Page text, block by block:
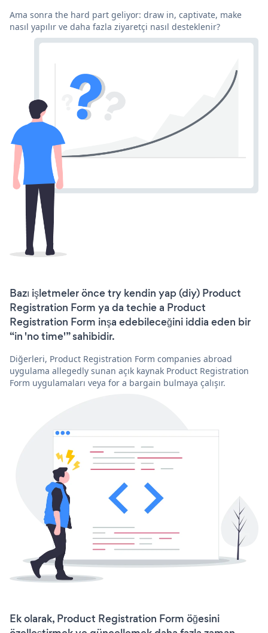
Ama sonra the hard part geliyor: draw in, captivate, make
nasıl yapılır ve daha fazla ziyaretçi nasıl desteklenir?
Bazı işletmeler önce try kendin yap (diy) Product
Registration Form ya da techie a Product
Registration Form inşa edebileceğini iddia eden bir
“in 'no time'” sahibidir.
Diğerleri, Product Registration Form companies abroad
uygulama allegedly sunan açık kaynak Product Registration
Form uygulamaları veya for a bargain bulmaya çalışır.
Ek olarak, Product Registration Form öğesini